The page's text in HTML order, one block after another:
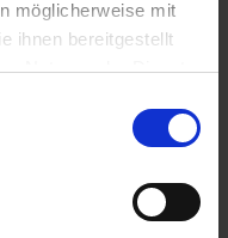
möglicherweise mit
ihnen bereitgestellt
Nutzung der Dienste